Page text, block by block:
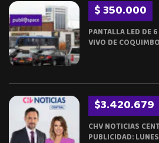
$ 350.000
PANTALLA LED DE
VIVO DE
$3.420.679
CHV NOTICIAS
PUBLICIDAD: